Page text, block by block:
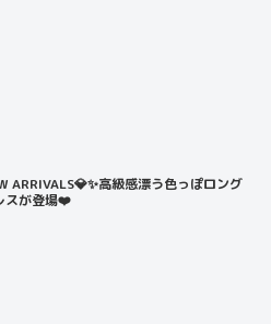
ARRIVALS💎✨高級感漂う色っぽロング
スが登場❤️